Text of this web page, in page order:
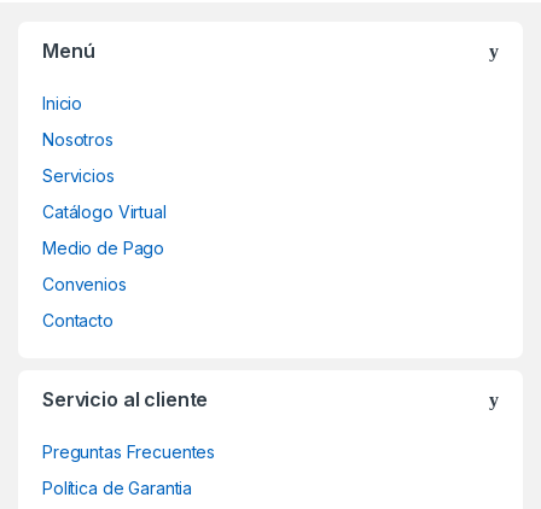
Menú
Inicio
Nosotros
Servicios
Catálogo Virtual
Medio de Pago
Convenios
Contacto
Servicio al cliente
Preguntas Frecuentes
Política de Garantia